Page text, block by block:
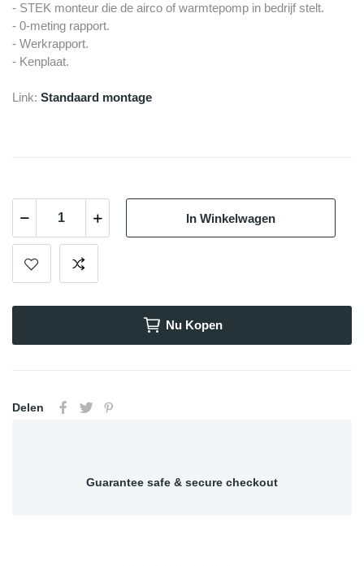
- STEK monteur die de airco of warmtepomp in bedrijf stelt.
- 0-meting rapport.
- Werkrapport.
- Kenplaat.
Link: Standaard montage
In Winkelwagen
Nu Kopen
Delen
Guarantee safe & secure checkout